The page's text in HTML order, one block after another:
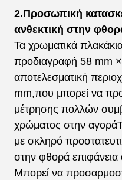
2.Προσωπική
ανθεκτική στην
Τα χρωματικά
προδιαγραφή 58 mm
αποτελεσματική
mm,που μπορεί να
μέτρησης πολλών
χρώματος στην
με σκληρό
στην φθορά επιφάνεια
Μπορεί να